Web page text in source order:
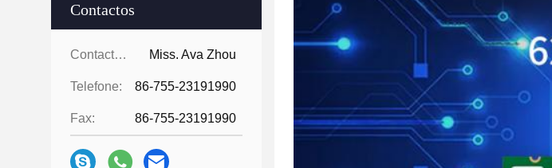
Contactos
Contactos: Miss. Ava Zhou
Telefone: 86-755-23191990
Fax: 86-755-23191990